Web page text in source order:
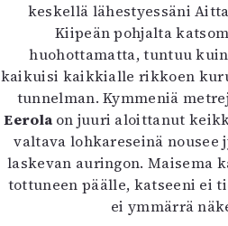
Info
Tilaus ja
Kaltio
keskellä lähestyessäni
Kiipeän pohjalta
huohottamatta, tuntuu
kaikuisi kaikkialle rikkoen
tunnelman. Kymmeniä
Eerola on juuri aloittanut
valtava lohkareseinä nousee
laskevan auringon. Maisema
tottuneen päälle, katseeni ei
ei ymmärrä